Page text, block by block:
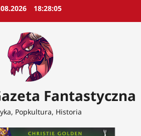
18:28:07
Fantastyczna
Popkultura, Historia